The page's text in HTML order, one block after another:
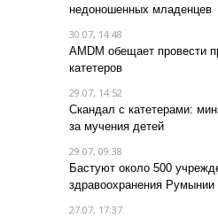
недоношенных младенцев
30.07, 14:48
AMDM обещает провести
катетеров
29.07, 14:52
Скандал с катетерами:
за мучения детей
29.07, 09:38
Бастуют около 500
здравоохранения Румынии
27.07, 17:37